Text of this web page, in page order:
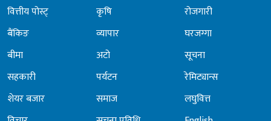
वित्तीय पोस्ट्
बैंकिङ
बीमा
सहकारी
शेयर बजार
कृषि
व्यापार
अटो
पर्यटन
समाज
रोजगारी
घरजग्गा
सूचना
रेमिट्यान्स
लघुवित्त